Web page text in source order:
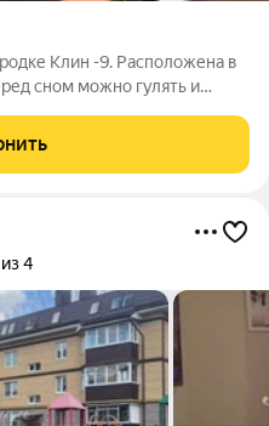
Клин -9. Расположена в
сном можно гулять и
для семьи с ребенком. В
4